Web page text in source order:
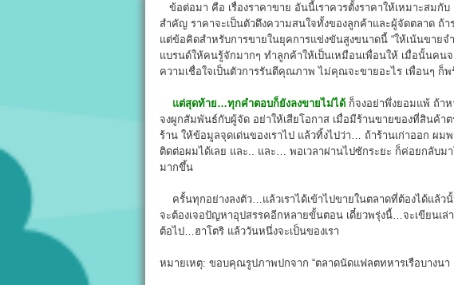
ข้อต่อมา คือ เรื่องราคาขาย อันนี้เราควรตั้งราคาให้เหมาะสม
สำคัญ ราคาจะเป็นตัวดึงความสนใจทั้งของลูกค้าและผู้จัดตลาด ถ้า
แต่ข้อคิดสำหรับการขายในยุคการแข่งขันสูงขนาดนี้ “ให้เน้นขายจ
แบรนด์ให้คนรู้จักมากๆ ทำลูกค้าให้เป็นเหมือนเพื่อนให้ เมื่อนั้นคน
ความเชื่อใจเป็นตัวการรันตีคุณภาพ ไม่คุณจะขายอะไร เพื่อนๆ ก็
แต่สุดท้าย…ทุกคำตอบก็ยังลงขายไม่ได้ ก็จงอย่าพึ่งยอมแพ้ ถ้า
จงผูกสัมพันธ์กับผู้จัด อย่าให้เสียโอกาส เมื่อมีร้านขายของที่สินค้
ร้าน ให้ข้อมูลจุดเด่นของเราไป แล้วทิ้งไปว่า… ถ้าร้านเก่าออก ผ
ติดต่อผมได้เลย และ.. และ… พอเวลาผ่านไปซักระยะ ก็ค่อยกลับม
มากขึ้น
ครั้นทุกอย่างลงตัว…แล้วเราได้เข้าไปขายในตลาดที่ต้องได้แล้ว
จะต้องเจอปัญหาอุปสรรคอีกหลายขั้นตอน เดี๋ยวพรุ่งนี้…จะเขียนเ
ต้อไป…ฮาโตริ แล้ววันหนึ่งจะเป็นของเรา
หมายเหตุ: ขอบคุณรูปภาพปกจาก “ตลาดนัดแฟลตทหารเรือบางนา